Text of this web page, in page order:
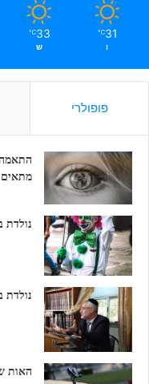
31
℃
ו
33
℃
ש
פופולרי
נולדת
האות